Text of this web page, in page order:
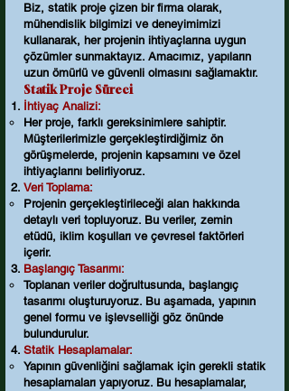
Biz, statik proje çizen bir firma olarak,
mühendislik bilgimizi ve deneyimimizi
kullanarak, her projenin ihtiyaçlarına uygun
çözümler sunmaktayız. Amacımız, yapıların
uzun ömürlü ve güvenli olmasını sağlamaktır.
Statik Proje Süreci
İhtiyaç Analizi:
Her proje, farklı gereksinimlere sahiptir.
Müşterilerimizle gerçekleştirdiğimiz ön
görüşmelerde, projenin kapsamını ve özel
ihtiyaçlarını belirliyoruz.
Veri Toplama:
Projenin gerçekleştirileceği alan hakkında
detaylı veri topluyoruz. Bu veriler, zemin
etüdü, iklim koşulları ve çevresel faktörleri
içerir.
Başlangıç Tasarımı:
Toplanan veriler doğrultusunda, başlangıç
tasarımı oluşturuyoruz. Bu aşamada, yapının
genel formu ve işlevselliği göz önünde
bulundurulur.
Statik Hesaplamalar:
Yapının güvenliğini sağlamak için gerekli statik
hesaplamaları yapıyoruz. Bu hesaplamalar,